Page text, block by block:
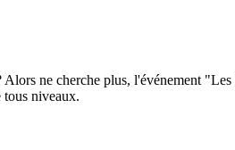
ne cherche plus, l'événement
tous niveaux.